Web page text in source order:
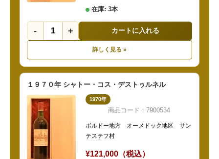
在庫: 3本
- + カートに入れる
詳しく見る »
１９７０年 シャトー・コス・デストゥルネル
1970年
商品コード：7900534
ボルドー地方 オーメドック地区 サン
テステフ村
¥121,000（税込）